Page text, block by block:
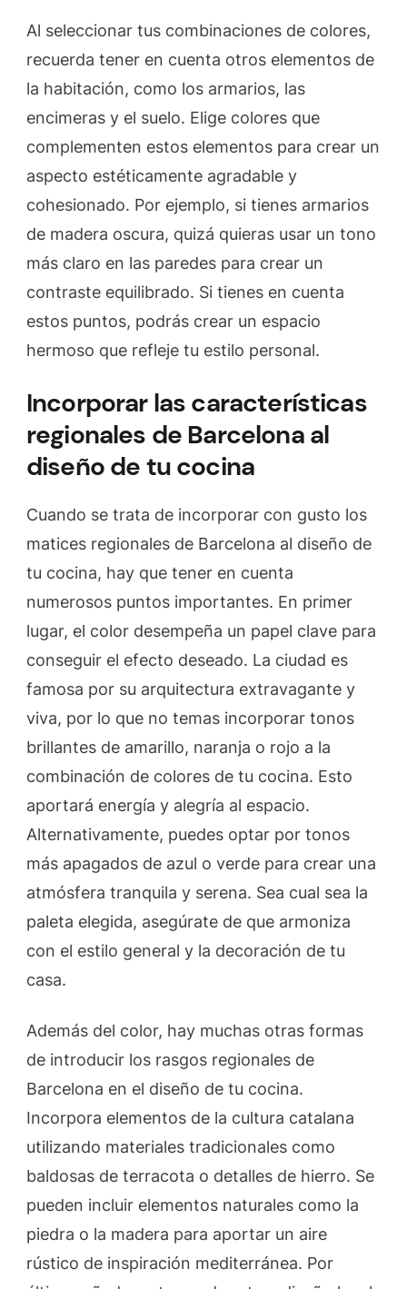
Al seleccionar tus combinaciones de colores,
recuerda tener en cuenta otros elementos de
la habitación, como los armarios, las
encimeras y el suelo. Elige colores que
complementen estos elementos para crear un
aspecto estéticamente agradable y
cohesionado. Por ejemplo, si tienes armarios
de madera oscura, quizá quieras usar un tono
más claro en las paredes para crear un
contraste equilibrado. Si tienes en cuenta
estos puntos, podrás crear un espacio
hermoso que refleje tu estilo personal.
Incorporar las características
regionales de Barcelona al
diseño de tu cocina
Cuando se trata de incorporar con gusto los
matices regionales de Barcelona al diseño de
tu cocina, hay que tener en cuenta
numerosos puntos importantes. En primer
lugar, el color desempeña un papel clave para
conseguir el efecto deseado. La ciudad es
famosa por su arquitectura extravagante y
viva, por lo que no temas incorporar tonos
brillantes de amarillo, naranja o rojo a la
combinación de colores de tu cocina. Esto
aportará energía y alegría al espacio.
Alternativamente, puedes optar por tonos
más apagados de azul o verde para crear una
atmósfera tranquila y serena. Sea cual sea la
paleta elegida, asegúrate de que armoniza
con el estilo general y la decoración de tu
casa.
Además del color, hay muchas otras formas
de introducir los rasgos regionales de
Barcelona en el diseño de tu cocina.
Incorpora elementos de la cultura catalana
utilizando materiales tradicionales como
baldosas de terracota o detalles de hierro. Se
pueden incluir elementos naturales como la
piedra o la madera para aportar un aire
rústico de inspiración mediterránea. Por